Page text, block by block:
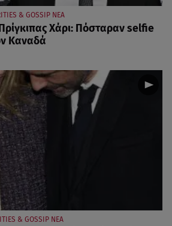
& GOSSIP ΝΕΑ
Χάρι: Πόσταραν selfie
Καναδά
& GOSSIP ΝΕΑ